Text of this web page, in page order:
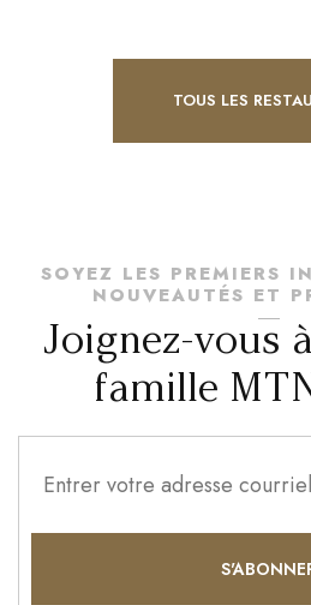
TOUS LES
SOYEZ LES PREMIERS
NOUVEAUTÉS ET
Joignez-vous
famille